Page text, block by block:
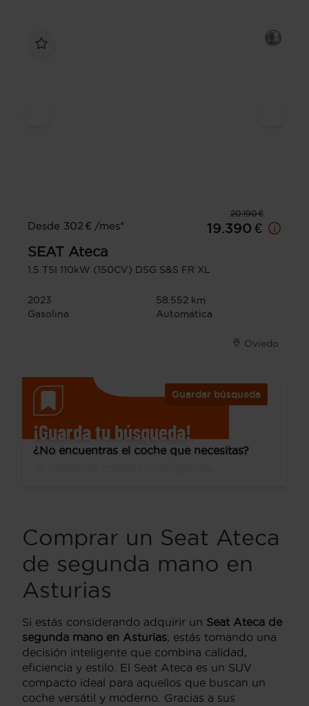
20.190 €
Desde 302 € /mes*
19.390 €
SEAT Ateca
1.5 TSI 110kW (150CV) DSG S&S FR XL
2023
58.552 km
Gasolina
Automática
Oviedo
Guardar búsqueda
¡Guarda tu búsqueda!
¿No encuentras el coche que necesitas?
Comprar un Seat Ateca
de segunda mano en
Asturias
Si estás considerando adquirir un Seat Ateca de
segunda mano en Asturias, estás tomando una
decisión inteligente que combina calidad,
eficiencia y estilo. El Seat Ateca es un SUV
compacto ideal para aquellos que buscan un
coche versátil y moderno. Gracias a sus